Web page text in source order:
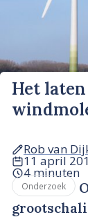
Het
Rob van
11 april
4 minuten
Onderzoek